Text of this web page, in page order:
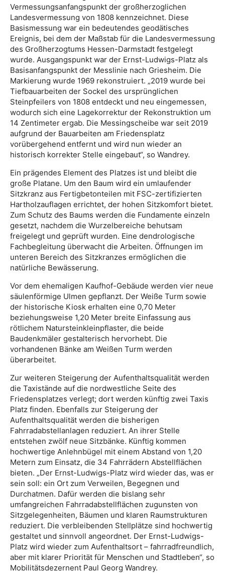
Vermessungsanfangspunkt der großherzoglichen
Landesvermessung von 1808 kennzeichnet. Diese
Basismessung war ein bedeutendes geodätisches
Ereignis, bei dem der Maßstab für die Landesvermessung
des Großherzogtums Hessen-Darmstadt festgelegt
wurde. Ausgangspunkt war der Ernst-Ludwigs-Platz als
Basisanfangspunkt der Messlinie nach Griesheim. Die
Markierung wurde 1969 rekonstruiert. „2019 wurde bei
Tiefbauarbeiten der Sockel des ursprünglichen
Steinpfeilers von 1808 entdeckt und neu eingemessen,
wodurch sich eine Lagekorrektur der Rekonstruktion um
14 Zentimeter ergab. Die Messingscheibe war seit 2019
aufgrund der Bauarbeiten am Friedensplatz
vorübergehend entfernt und wird nun wieder an
historisch korrekter Stelle eingebaut“, so Wandrey.
Ein prägendes Element des Platzes ist und bleibt die
große Platane. Um den Baum wird ein umlaufender
Sitzkranz aus Fertigbetonteilen mit FSC-zertifizierten
Hartholzauflagen errichtet, der hohen Sitzkomfort bietet.
Zum Schutz des Baums werden die Fundamente einzeln
gesetzt, nachdem die Wurzelbereiche behutsam
freigelegt und geprüft wurden. Eine dendrologische
Fachbegleitung überwacht die Arbeiten. Öffnungen im
unteren Bereich des Sitzkranzes ermöglichen die
natürliche Bewässerung.
Vor dem ehemaligen Kaufhof-Gebäude werden vier neue
säulenförmige Ulmen gepflanzt. Der Weiße Turm sowie
der historische Kiosk erhalten eine 0,70 Meter
beziehungsweise 1,20 Meter breite Einfassung aus
rötlichem Natursteinkleinpflaster, die beide
Baudenkmäler gestalterisch hervorhebt. Die
vorhandenen Bänke am Weißen Turm werden
überarbeitet.
Zur weiteren Steigerung der Aufenthaltsqualität werden
die Taxistände auf die nordwestliche Seite des
Friedensplatzes verlegt; dort werden künftig zwei Taxis
Platz finden. Ebenfalls zur Steigerung der
Aufenthaltsqualität werden die bisherigen
Fahrradabstellanlagen reduziert. An ihrer Stelle
entstehen zwölf neue Sitzbänke. Künftig kommen
hochwertige Anlehnbügel mit einem Abstand von 1,20
Metern zum Einsatz, die 34 Fahrrädern Abstellflächen
bieten. „Der Ernst-Ludwigs-Platz wird wieder das, was er
sein soll: ein Ort zum Verweilen, Begegnen und
Durchatmen. Dafür werden die bislang sehr
umfangreichen Fahrradabstellflächen zugunsten von
Sitzgelegenheiten, Bäumen und klaren Raumstrukturen
reduziert. Die verbleibenden Stellplätze sind hochwertig
gestaltet und sinnvoll angeordnet. Der Ernst-Ludwigs-
Platz wird wieder zum Aufenthaltsort – fahrradfreundlich,
aber mit klarer Priorität für Menschen und Stadtleben“, so
Mobilitätsdezernent Paul Georg Wandrey.